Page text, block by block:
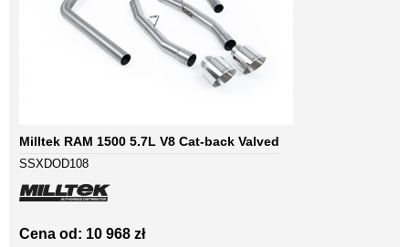
Milltek RAM 1500 5.7L V8 Cat-back Valved
SSXDOD108
Cena od: 10 968 zł